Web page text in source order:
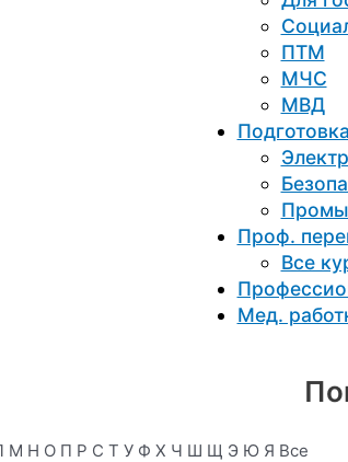
ПТМ
МЧС
МВД
Проф.
Все
Мед.
М Н О П Р С Т У Ф Х Ч Ш Щ Э Ю Я Все